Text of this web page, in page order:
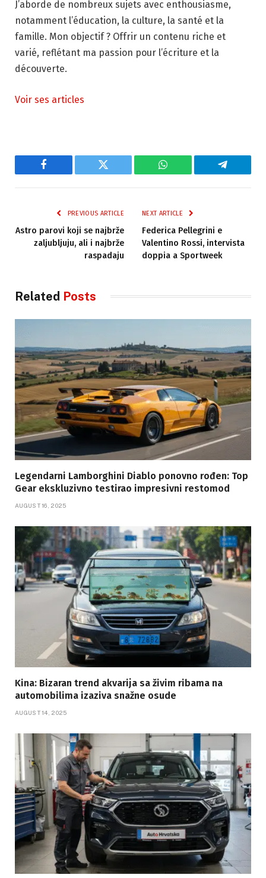
J’aborde de nombreux sujets avec enthousiasme,
notamment l’éducation, la culture, la santé et la
famille. Mon objectif ? Offrir un contenu riche et
varié, reflétant ma passion pour l’écriture et la
découverte.
Voir ses articles
Facebook Twitter WhatsApp Telegram
PREVIOUS ARTICLE
Astro parovi koji se najbrže
zaljubljuju, ali i najbrže
raspadaju
NEXT ARTICLE
Federica Pellegrini e
Valentino Rossi, intervista
doppia a Sportweek
Related Posts
Legendarni Lamborghini Diablo ponovno rođen: Top
Gear ekskluzivno testirao impresivni restomod
AUGUST 16, 2025
Kina: Bizaran trend akvarija sa živim ribama na
automobilima izaziva snažne osude
AUGUST 14, 2025